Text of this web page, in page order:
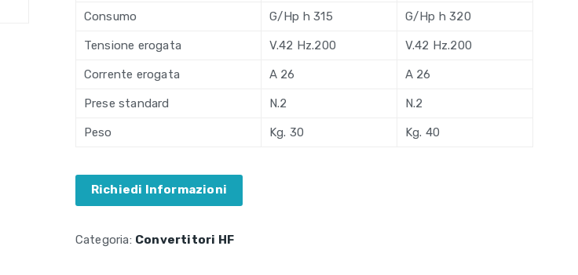
Consumo G/Hp h 315 G/Hp h 320
Tensione erogata V.42 Hz.200 V.42 Hz.200
Corrente erogata A 26 A 26
Prese standard N.2 N.2
Peso Kg. 30 Kg. 40
Richiedi Informazioni
Categoria: Convertitori HF